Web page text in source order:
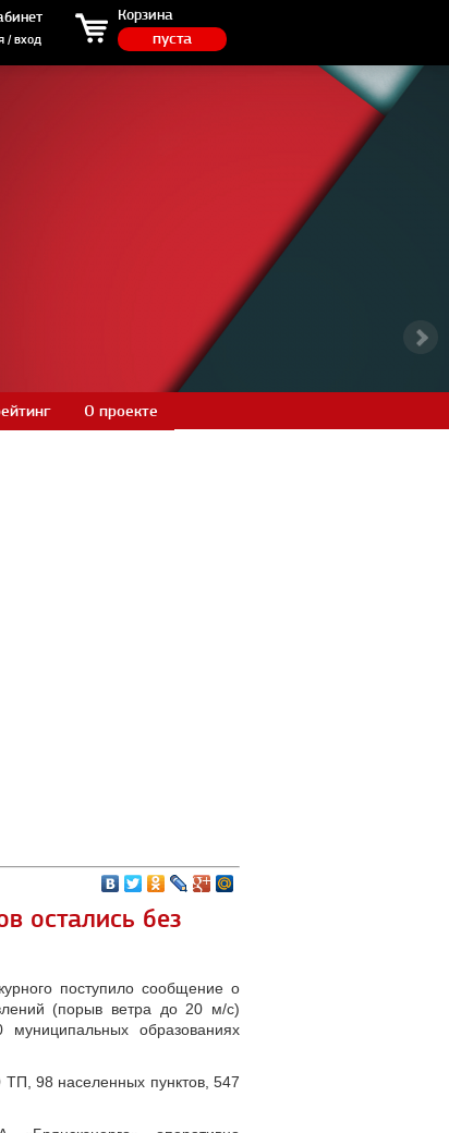
/ вход
Корзина
пуста
О проекте
остались без
поступило сообщение о
(порыв ветра до 20 м/с)
образованиях
98 населенных пунктов, 547